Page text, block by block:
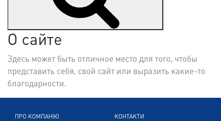
О сайте
Здесь может быть отличное место для того, чтобы
представить себя, свой сайт или выразить какие-то
благодарности.
ПРО КОМПАНІЮ
КОНТАКТИ